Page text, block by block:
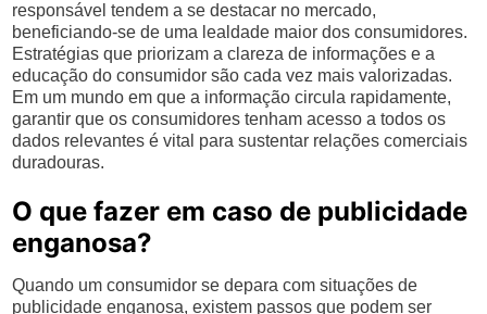
responsável tendem a se destacar no mercado,
beneficiando-se de uma lealdade maior dos consumidores.
Estratégias que priorizam a clareza de informações e a
educação do consumidor são cada vez mais valorizadas.
Em um mundo em que a informação circula rapidamente,
garantir que os consumidores tenham acesso a todos os
dados relevantes é vital para sustentar relações comerciais
duradouras.
O que fazer em caso de publicidade
enganosa?
Quando um consumidor se depara com situações de
publicidade enganosa, existem passos que podem ser